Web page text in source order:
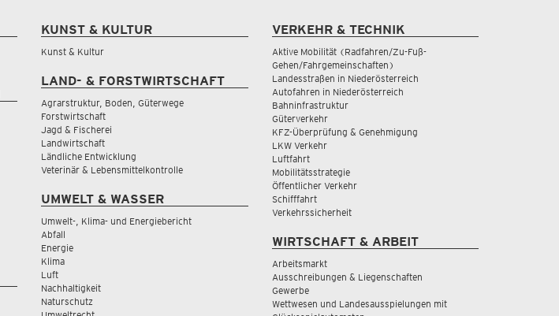
KUNST & KULTUR
Kunst & Kultur
LAND- & FORSTWIRTSCHAFT
Agrarstruktur, Boden, Güterwege
Forstwirtschaft
Jagd & Fischerei
Landwirtschaft
Ländliche Entwicklung
Veterinär & Lebensmittelkontrolle
UMWELT & WASSER
Umwelt-, Klima- und Energiebericht
Abfall
Energie
Klima
Luft
Nachhaltigkeit
Naturschutz
VERKEHR & TECHNIK
Aktive Mobilität (Radfahren/Zu-Fuß-
Gehen/Fahrgemeinschaften)
Landesstraßen in Niederösterreich
Autofahren in Niederösterreich
Bahninfrastruktur
Güterverkehr
KFZ-Überprüfung & Genehmigung
LKW Verkehr
Luftfahrt
Mobilitätsstrategie
Öffentlicher Verkehr
Schifffahrt
Verkehrssicherheit
WIRTSCHAFT & ARBEIT
Arbeitsmarkt
Ausschreibungen & Liegenschaften
Gewerbe
Wettwesen und Landesausspielungen mit